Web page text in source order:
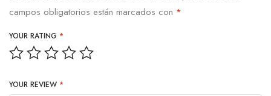
campos obligatorios están marcados con *
YOUR RATING *
YOUR REVIEW *